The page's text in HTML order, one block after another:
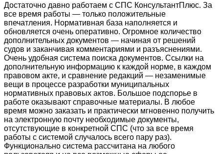
Достаточно давно работаем с СПС КонсультантПлюс. За
все время работы — только положительные
впечатления. Нормативная база наполняется и
обновляется очень оперативно. Огромное количество
дополнительных документов — начиная от решений
судов и заканчивая комментариями и разъяснениями.
Очень удобная система поиска документов. Ссылки на
дополнительную информацию к каждой норме, в каждом
правовом акте, и сравнение редакций — незаменимые
вещи в процессе разработки муниципальных
нормативных правовых актов. Большое подспорье в
работе оказывают справочные материалы. В любое
время можно заказать и практически мгновенно получить
на электронную почту необходимые документы,
отсутствующие в конкретной СПС (что за все время
работы с системой случалось всего пару раз).
Функционально система рассчитана на любого